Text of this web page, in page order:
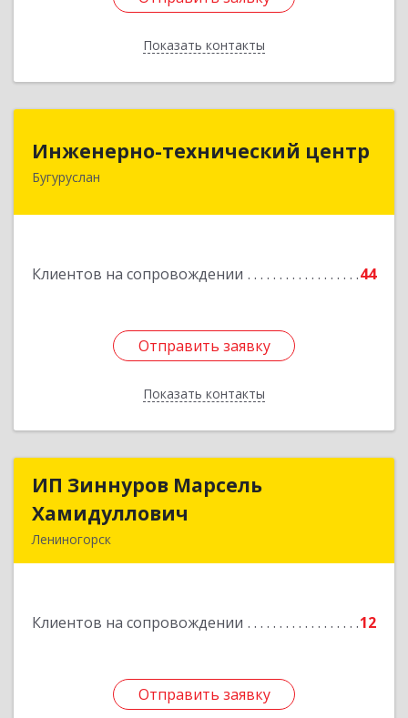
Показать контакты
Назад
Инженерно-технический центр
Бугуруслан
Клиентов на сопровождении 44
Отправить заявку
Показать контакты
Инженерно-технический центр
461633, Оренбургская обл, Бугуруслан г,
Отправить заявку
Назад
ИП Зиннуров Марсель
Хамидуллович
Лениногорск
Клиентов на сопровождении 12
Отправить заявку
ИП Зиннуров Марсель
Подробнее
Отправить заявку